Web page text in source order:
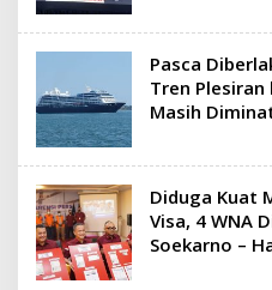
Pasca
Tren Plesiran
Masih
Diduga Kuat
Visa, 4 WNA
Soekarno –